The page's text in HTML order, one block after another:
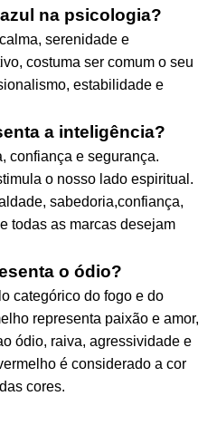
na psicologia?
serenidade e
costuma ser comum o seu
estabilidade e
a inteligência?
confiança e segurança.
o nosso lado espiritual.
sabedoria,confiança,
todas as marcas desejam
o ódio?
categórico do fogo e do
representa paixão e amor,
ódio, raiva, agressividade e
é considerado a cor
cores.